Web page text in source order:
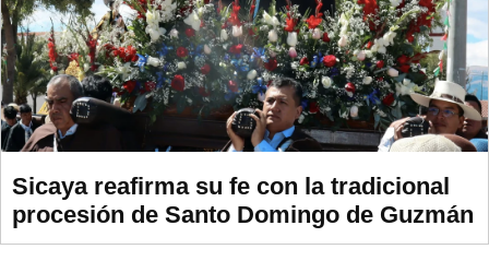
Sicaya reafirma su fe con la tradicional
procesión de Santo Domingo de Guzmán